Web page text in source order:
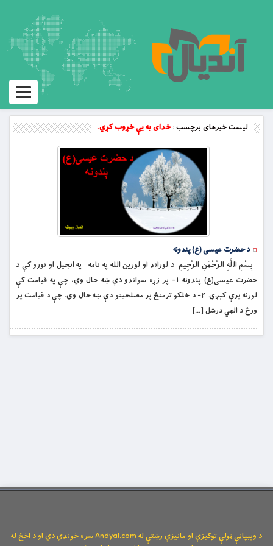
Toggle
لیست خبرهای برچسب :خدای به یې خړوب کړي.
د حضرت عیسی (ع) پندونه
بِسْمِ اللَّهِ الرَّحْمَنِ الرَّحِيمِ د لوراند او لورین الله په نامه په انجیل او نورو کې د
حضرت عیسی(ع) پندونه ۱- پر زړه سواندو دې ښه حال وي، چې په قیامت کې
لورنه پرې کېږي. ۲- د خلکو ترمنځ پر مصلحینو دې ښه حال وي، چې د قیامت پر
ورځ د الهي درشل […]
د وېبپاڼې ټولې توکیزې او مانیزې رښتې له Andyal.com سره خوندي دي او د اخځ له